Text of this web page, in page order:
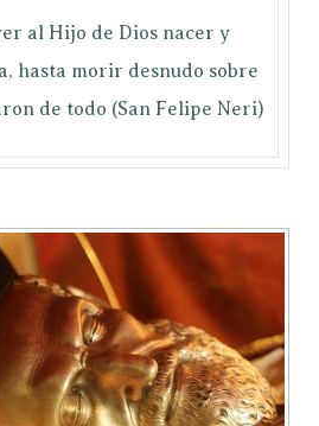
al Hijo de Dios nacer y
hasta morir desnudo sobre
de todo (San Felipe Neri)